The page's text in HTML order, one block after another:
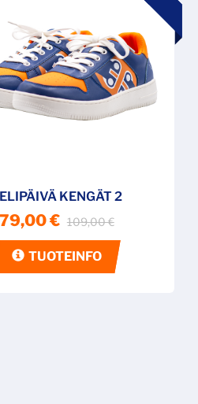
KENGÄT 2
79,00 € 109,00 €
TUOTEINFO